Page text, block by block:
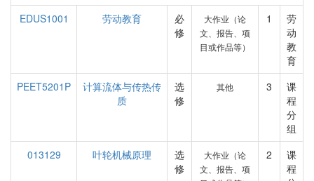
EDUS1001 劳动教育
必
修
大作业（论
文、报告、项
目或作品等）
1
劳
动
教
育
PEET5201P
计算流体与传热传
质
选
修
其他 3
课
程
分
组
013129
叶轮机械原理
选
修
大作业（论
文、报告、项
2
课
程